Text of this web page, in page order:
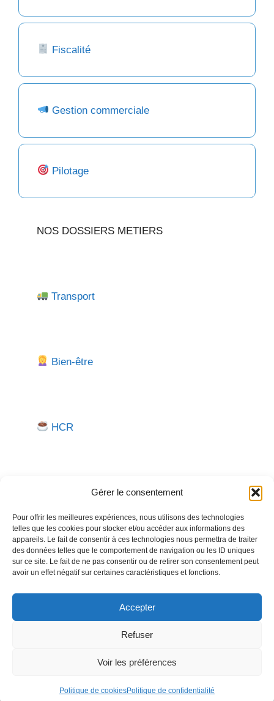
Gérer le consentement
Pour offrir les meilleures expériences, nous utilisons des technologies
telles que les cookies pour stocker et/ou accéder aux informations des
appareils. Le fait de consentir à ces technologies nous permettra de traiter
des données telles que le comportement de navigation ou les ID uniques
sur ce site. Le fait de ne pas consentir ou de retirer son consentement peut
avoir un effet négatif sur certaines caractéristiques et fonctions.
Accepter
Refuser
Voir les préférences
Politique de cookiesPolitique de confidentialité
Fiscalité
Gestion commerciale
Pilotage
NOS DOSSIERS METIERS
Transport
Bien-être
HCR
Besoin d'aide pour créer ou gérer votre entreprise ?
Un expert vous répond.
Nous contacter →
GeneratePress